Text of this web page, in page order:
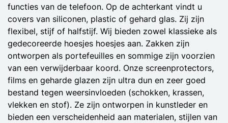
functies van de telefoon. Op de achterkant vindt u
covers van siliconen, plastic of gehard glas. Zij zijn
flexibel, stijf of halfstijf. Wij bieden zowel klassieke als
gedecoreerde hoesjes hoesjes aan. Zakken zijn
ontworpen als portefeuilles en sommige zijn voorzien
van een verwijderbaar koord. Onze screenprotectors,
films en geharde glazen zijn ultra dun en zeer goed
bestand tegen weersinvloeden (schokken, krassen,
vlekken en stof). Ze zijn ontworpen in kunstleder en
bieden een verscheidenheid aan materialen, stijlen van